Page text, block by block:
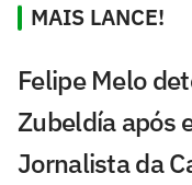
MAIS LANCE!
Felipe Melo
Zubeldía após
Jornalista da